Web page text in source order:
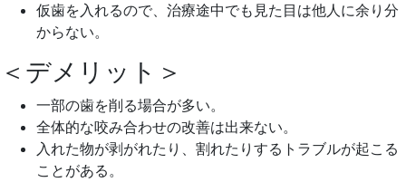
仮歯を入れるので、治療途中でも見た目は他人に余り分
からない。
＜デメリット＞
一部の歯を削る場合が多い。
全体的な咬み合わせの改善は出来ない。
入れた物が剥がれたり、割れたりするトラブルが起こる
ことがある。